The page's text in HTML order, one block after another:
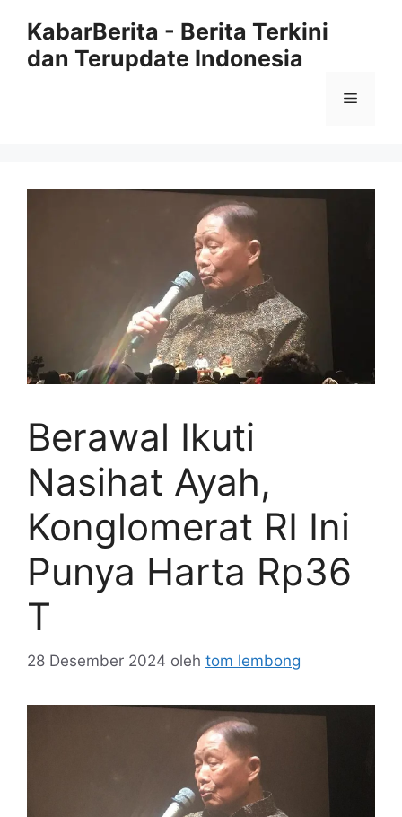
KabarBerita - Berita Terkini
dan Terupdate Indonesia
Menu
Berawal Ikuti
Nasihat Ayah,
Konglomerat RI Ini
Punya Harta Rp36
T
28 Desember 2024 oleh tom lembong